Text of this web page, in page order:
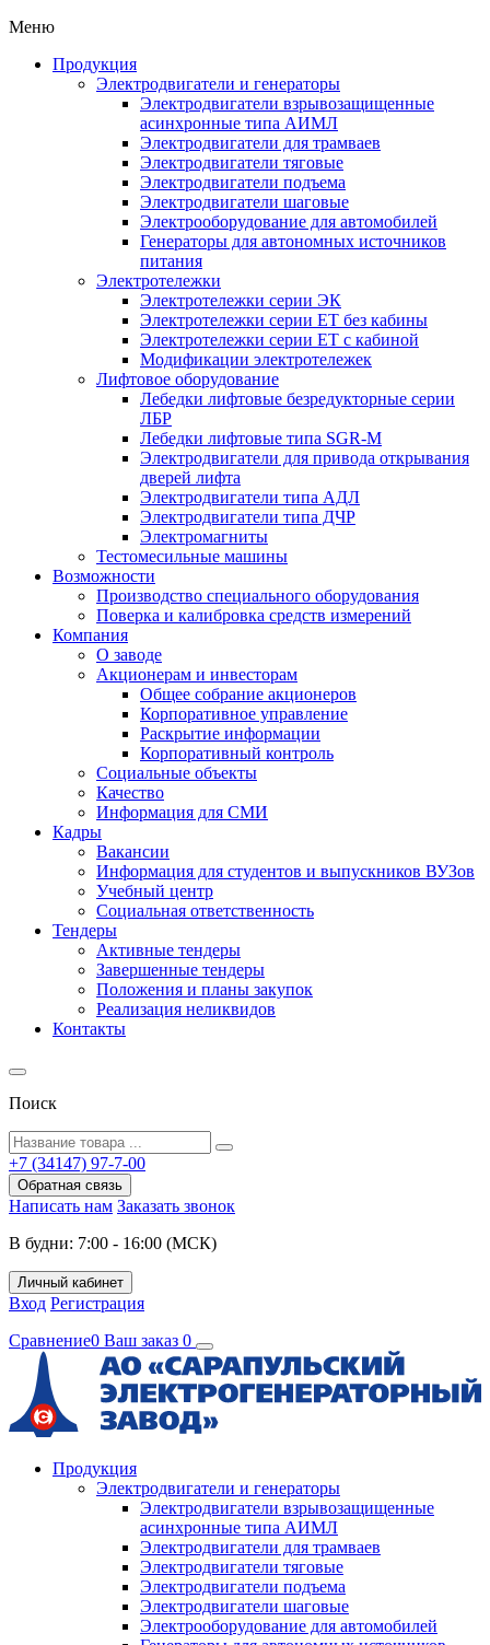
Меню
Продукция
Электродвигатели и генераторы
Электродвигатели взрывозащищенные
асинхронные типа АИМЛ
Электродвигатели для трамваев
Электродвигатели тяговые
Электродвигатели подъема
Электродвигатели шаговые
Электрооборудование для автомобилей
Генераторы для автономных источников
питания
Электротележки
Электротележки серии ЭК
Электротележки серии ЕТ без кабины
Электротележки серии ЕТ с кабиной
Модификации электротележек
Лифтовое оборудование
Лебедки лифтовые безредукторные серии
ЛБР
Лебедки лифтовые типа SGR-M
Электродвигатели для привода открывания
дверей лифта
Электродвигатели типа АДЛ
Электродвигатели типа ДЧР
Электромагниты
Тестомесильные машины
Возможности
Производство специального оборудования
Поверка и калибровка средств измерений
Компания
О заводе
Акционерам и инвесторам
Общее собрание акционеров
Корпоративное управление
Раскрытие информации
Корпоративный контроль
Социальные объекты
Качество
Информация для СМИ
Кадры
Вакансии
Информация для студентов и выпускников ВУЗов
Учебный центр
Социальная ответственность
Тендеры
Активные тендеры
Завершенные тендеры
Положения и планы закупок
Реализация неликвидов
Контакты
Поиск
+7 (34147) 97-7-00
Обратная связь
Написать нам Заказать звонок
В будни: 7:00 - 16:00 (МСК)
Личный кабинет
Вход Регистрация
Сравнение0 Ваш заказ 0
Продукция
Электродвигатели и генераторы
Электродвигатели взрывозащищенные
асинхронные типа АИМЛ
Электродвигатели для трамваев
Электродвигатели тяговые
Электродвигатели подъема
Электродвигатели шаговые
Электрооборудование для автомобилей